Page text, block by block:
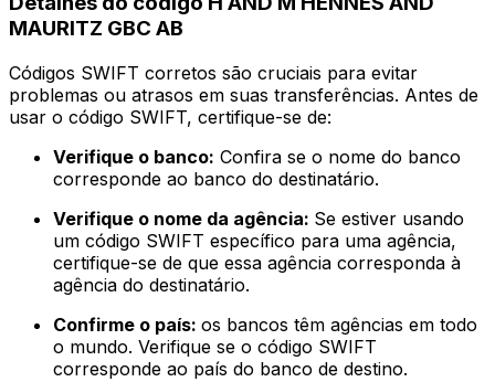
MAURITZ GBC AB
Códigos SWIFT corretos são cruciais para evitar
problemas ou atrasos em suas transferências. Antes de
usar o código SWIFT, certifique-se de:
Verifique o banco: Confira se o nome do banco
corresponde ao banco do destinatário.
Verifique o nome da agência: Se estiver usando
um código SWIFT específico para uma agência,
certifique-se de que essa agência corresponda à
agência do destinatário.
Confirme o país: os bancos têm agências em todo
o mundo. Verifique se o código SWIFT
corresponde ao país do banco de destino.